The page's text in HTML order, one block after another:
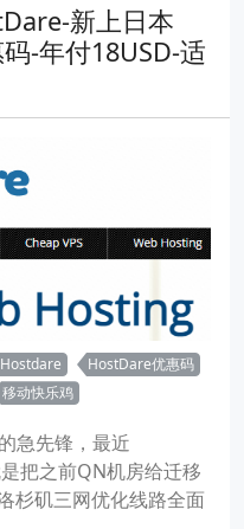
新上日本
-年付18USD-适
Hostdare
HostDare优惠码
移动快乐鸡
急先锋，最近
把之前QN机房给迁移
杉矶三网优化线路全面